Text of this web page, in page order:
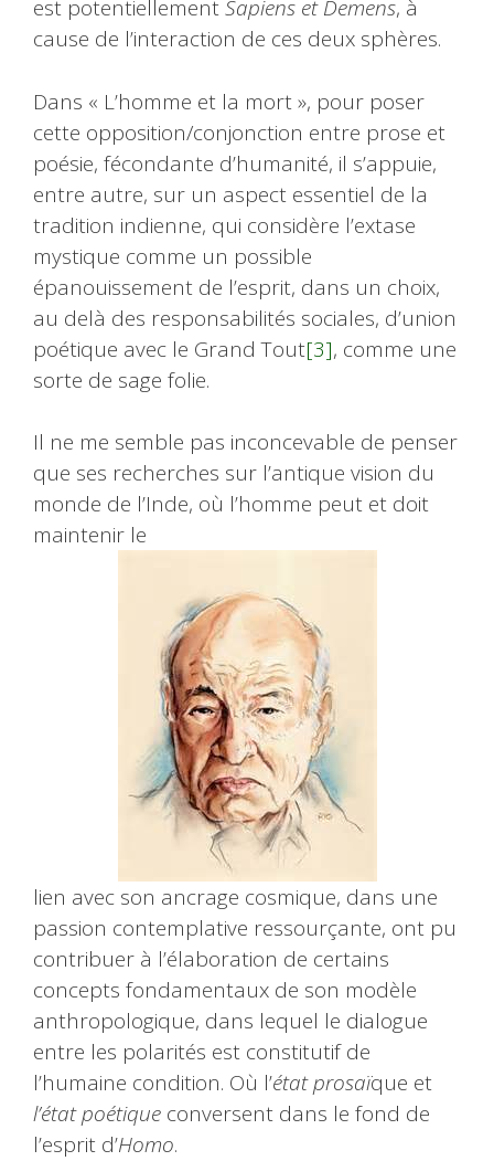
est potentiellementSapiens et Demens, à
cause de l’interaction de ces deux sphères.
Dans « L’homme et la mort », pour poser
cette opposition/conjonction entre prose et
poésie, fécondante d’humanité, il s’appuie,
entre autre, sur un aspect essentiel de la
tradition indienne, qui considère l’extase
mystique comme un possible
épanouissement de l’esprit, dans un choix,
au delà des responsabilités sociales, d’union
poétique avec le Grand Tout[3], comme une
sorte de sage folie.
Il ne me semble pas inconcevable de penser
que ses recherches sur l’antique vision du
monde de l’Inde, où l’homme peut et doit
maintenir le
lien avec son ancrage cosmique, dans une
passion contemplative ressourçante, ont pu
contribuer à l’élaboration de certains
concepts fondamentaux de son modèle
anthropologique, dans lequel le dialogue
entre les polarités est constitutif de
l’humaine condition. Où l’état prosaïque et
l’état poétique conversent dans le fond de
l’esprit d’Homo.